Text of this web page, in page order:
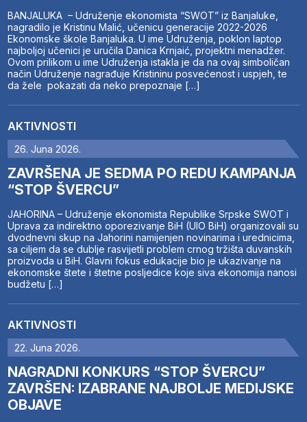
BANJALUKA – Udruženje ekonomista “SWOT” iz Banjaluke,
nagradilo je Kristinu Malić, učenicu generacije 2022-2026
Ekonomske škole Banjaluka. U ime Udruženja, poklon laptop
najboljoj učenici je uručila Danica Krnjaić, projektni menadžer.
Ovom prilikom u ime Udruženja istakla je da na ovaj simboličan
način Udruženje nagrađuje Kristininu posvećenost i uspjeh, te
da žele pokazati da neko prepoznaje […]
AKTIVNOSTI
26. Juna 2026.
ZAVRŠENA JE SEDMA PO REDU KAMPANJA
“STOP ŠVERCU”
JAHORINA – Udruženje ekonomista Republike Srpske SWOT i
Uprava za indirektno oporezivanje BiH (UIO BiH) organizovali su
dvodnevni skup na Jahorini namijenjen novinarima i urednicima,
sa ciljem da se dublje rasvijetli problem crnog tržišta duvanskih
proizvoda u BiH. Glavni fokus edukacije bio je ukazivanje na
ekonomske štete i štetne posljedice koje siva ekonomija nanosi
budžetu […]
AKTIVNOSTI
22. Juna 2026.
NAGRADNI KONKURS “STOP ŠVERCU”
ZAVRŠEN: IZABRANE NAJBOLJE MEDIJSKE
OBJAVE